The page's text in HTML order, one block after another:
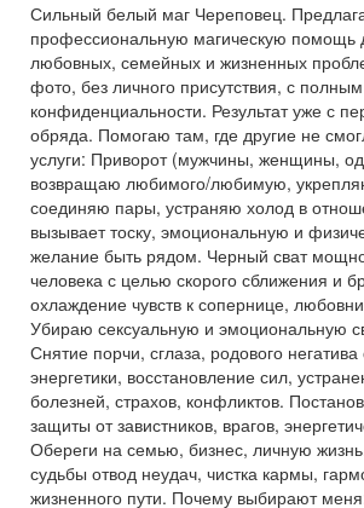
Сильный белый маг Череповец.
профессиональную магическую помощь
любовных, семейных и жизненных
фото, без личного присутствия, с
конфиденциальности. Результат уже с
обряда. Помогаю там, где другие не
услуги: Приворот (мужчины, женщины,
возвращаю любимого/любимую,
соединяю пары, устраняю холод в
вызывает тоску, эмоциональную и
желание быть рядом. Черный сват
человека с целью скорого сближения и
охлаждение чувств к сопернице,
Убираю сексуальную и эмоциональную
Снятие порчи, сглаза, родового
энергетики, восстановление сил,
болезней, страхов, конфликтов.
защиты от завистников, врагов,
Обереги на семью, бизнес, личную
судьбы отвод неудач, чистка кармы,
жизненного пути. Почему выбирают